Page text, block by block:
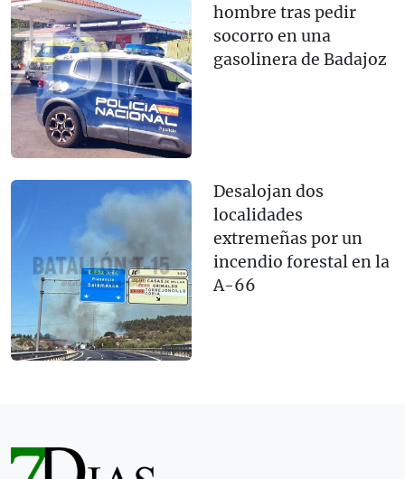
hombre tras pedir
socorro en una
gasolinera de Badajoz
Desalojan dos
localidades
extremeñas por un
incendio forestal en la
A-66